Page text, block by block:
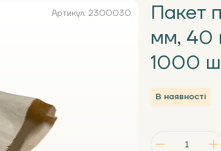
Артикул: 2300030
Пакет
мм, 40
1000
В наявності